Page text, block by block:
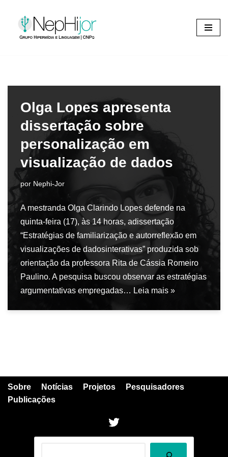
Pular
Olga Lopes apresenta
dissertação sobre
personalização em
visualização de dados
por Nephi-Jor
A mestranda Olga Clarindo Lopes defende na
quinta-feira (17), às 14 horas, adissertação
“Estratégias de familiarização e autorreflexão em
visualizações de dadosinterativas” produzida sob
orientação da professora Rita de Cássia Romeiro
Paulino. A pesquisa buscou observar as estratégias
argumentativas empregadas… Leia mais »
Sobre Notícias Projetos
Pesquisadores
Publicações